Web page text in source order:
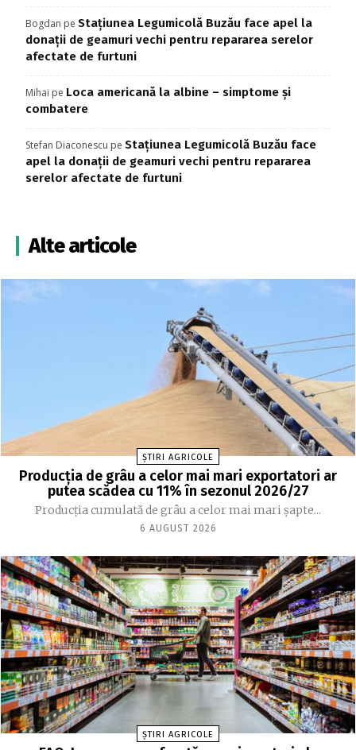
Bogdan pe Stațiunea Legumicolă Buzău face apel la
donații de geamuri vechi pentru repararea serelor
afectate de furtuni
Mihai pe Loca americană la albine – simptome și
combatere
Stefan Diaconescu pe Stațiunea Legumicolă Buzău face
apel la donații de geamuri vechi pentru repararea
serelor afectate de furtuni
Alte articole
ȘTIRI AGRICOLE
Producția de grâu a celor mai mari exportatori ar
putea scădea cu 11% în sezonul 2026/27
Producția cumulată de grâu a celor mai mari șapte...
6 AUGUST 2026
ȘTIRI AGRICOLE